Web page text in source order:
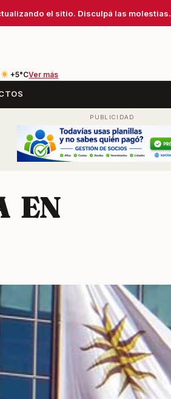
el sitio. Disculpá las molestias.
+5°CVer más
EN